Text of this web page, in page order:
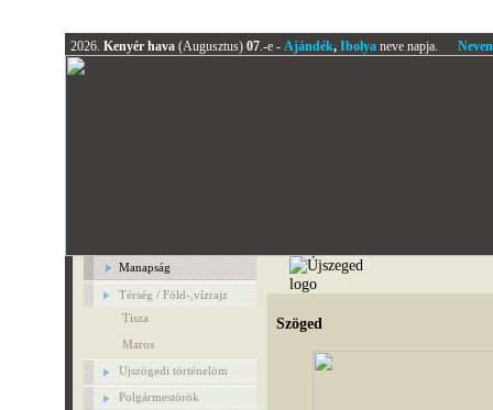
2026. Kenyér hava (Augusztus) 07.-e - Ajándék, Ibolyaneve napja.
Manapság
Térség / Föld-,vízrajz
Tisza
Maros
Ujszögedi történelöm
Polgármestörök
Szöged